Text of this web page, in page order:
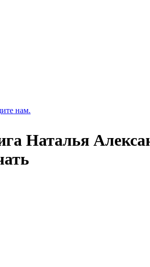
нам.
Наталья